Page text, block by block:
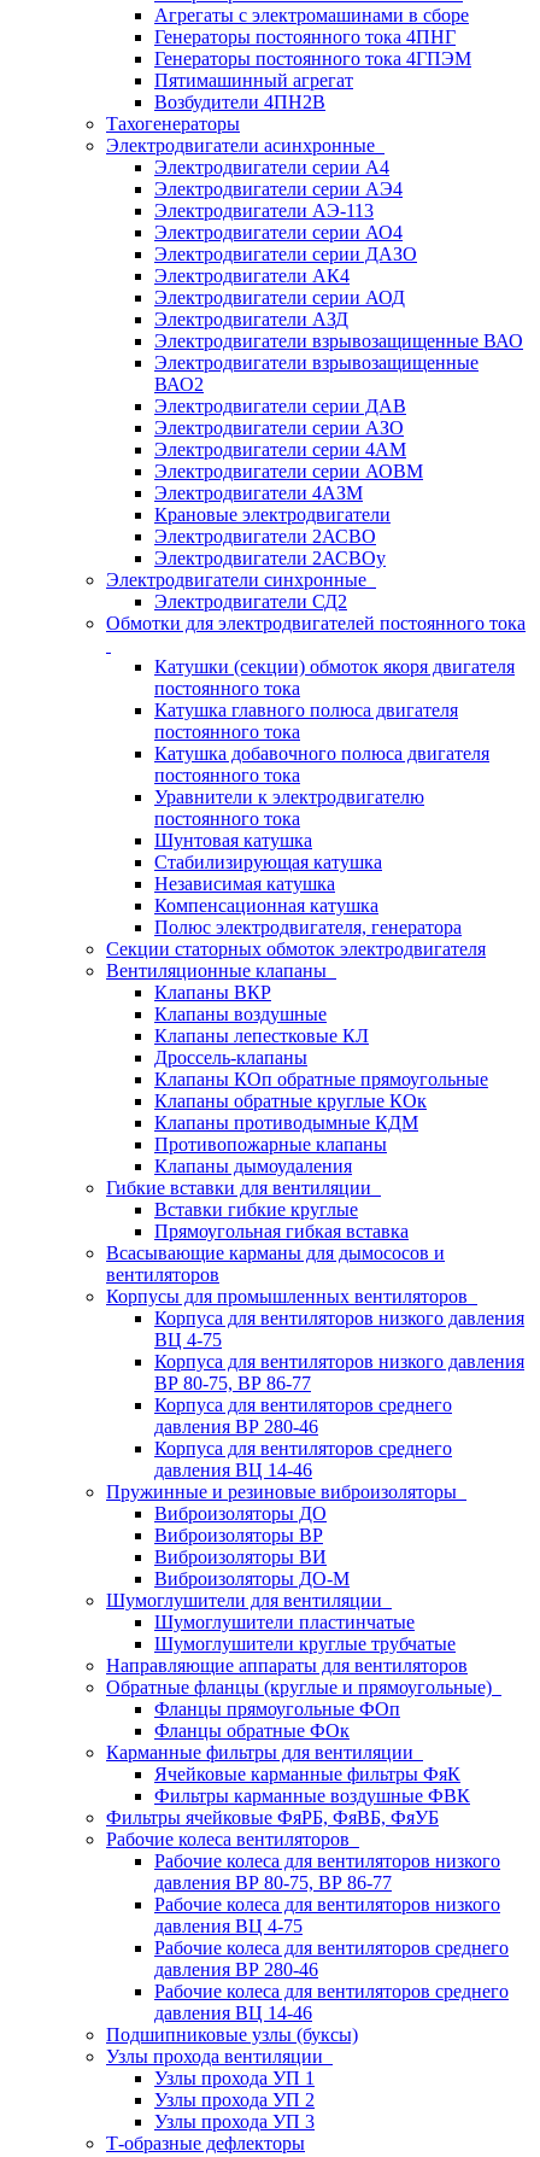
Агрегаты с электромашинами в сборе
Генераторы постоянного тока 4ПНГ
Генераторы постоянного тока 4ГПЭМ
Пятимашинный агрегат
Возбудители 4ПН2В
Тахогенераторы
Электродвигатели асинхронные
Электродвигатели серии А4
Электродвигатели серии АЭ4
Электродвигатели АЭ-113
Электродвигатели серии АО4
Электродвигатели серии ДАЗО
Электродвигатели АК4
Электродвигатели серии АОД
Электродвигатели АЗД
Электродвигатели взрывозащищенные ВАО
Электродвигатели взрывозащищенные
ВАО2
Электродвигатели серии ДАВ
Электродвигатели серии АЗО
Электродвигатели серии 4АМ
Электродвигатели серии АОВМ
Электродвигатели 4АЗМ
Крановые электродвигатели
Электродвигатели 2АСВО
Электродвигатели 2АСВОу
Электродвигатели синхронные
Электродвигатели СД2
Обмотки для электродвигателей постоянного тока
Катушки (секции) обмоток якоря двигателя
постоянного тока
Катушка главного полюса двигателя
постоянного тока
Катушка добавочного полюса двигателя
постоянного тока
Уравнители к электродвигателю
постоянного тока
Шунтовая катушка
Стабилизирующая катушка
Независимая катушка
Компенсационная катушка
Полюс электродвигателя, генератора
Секции статорных обмоток электродвигателя
Вентиляционные клапаны
Клапаны ВКР
Клапаны воздушные
Клапаны лепестковые КЛ
Дроссель-клапаны
Клапаны КОп обратные прямоугольные
Клапаны обратные круглые КОк
Клапаны противодымные КДМ
Противопожарные клапаны
Клапаны дымоудаления
Гибкие вставки для вентиляции
Вставки гибкие круглые
Прямоугольная гибкая вставка
Всасывающие карманы для дымососов и
вентиляторов
Корпусы для промышленных вентиляторов
Корпуса для вентиляторов низкого давления
ВЦ 4-75
Корпуса для вентиляторов низкого давления
ВР 80-75, ВР 86-77
Корпуса для вентиляторов среднего
давления ВР 280-46
Корпуса для вентиляторов среднего
давления ВЦ 14-46
Пружинные и резиновые виброизоляторы
Виброизоляторы ДО
Виброизоляторы ВР
Виброизоляторы ВИ
Виброизоляторы ДО-М
Шумоглушители для вентиляции
Шумоглушители пластинчатые
Шумоглушители круглые трубчатые
Направляющие аппараты для вентиляторов
Обратные фланцы (круглые и прямоугольные)
Фланцы прямоугольные ФОп
Фланцы обратные ФОк
Карманные фильтры для вентиляции
Ячейковые карманные фильтры ФяК
Фильтры карманные воздушные ФВК
Фильтры ячейковые ФяРБ, ФяВБ, ФяУБ
Рабочие колеса вентиляторов
Рабочие колеса для вентиляторов низкого
давления ВР 80-75, ВР 86-77
Рабочие колеса для вентиляторов низкого
давления ВЦ 4-75
Рабочие колеса для вентиляторов среднего
давления ВР 280-46
Рабочие колеса для вентиляторов среднего
давления ВЦ 14-46
Подшипниковые узлы (буксы)
Узлы прохода вентиляции
Узлы прохода УП 1
Узлы прохода УП 2
Узлы прохода УП 3
Т-образные дефлекторы